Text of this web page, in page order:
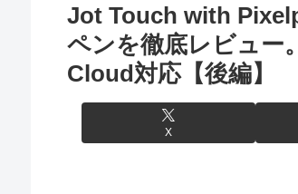
Jot Touch with
ペンを徹底レビュー
Cloud対応【後編】
X